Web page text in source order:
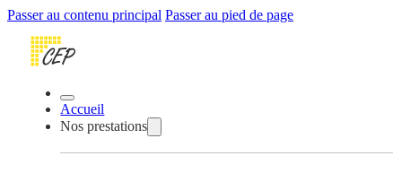
Passer au contenu principal Passer au pied de page
Accueil
Nos prestations